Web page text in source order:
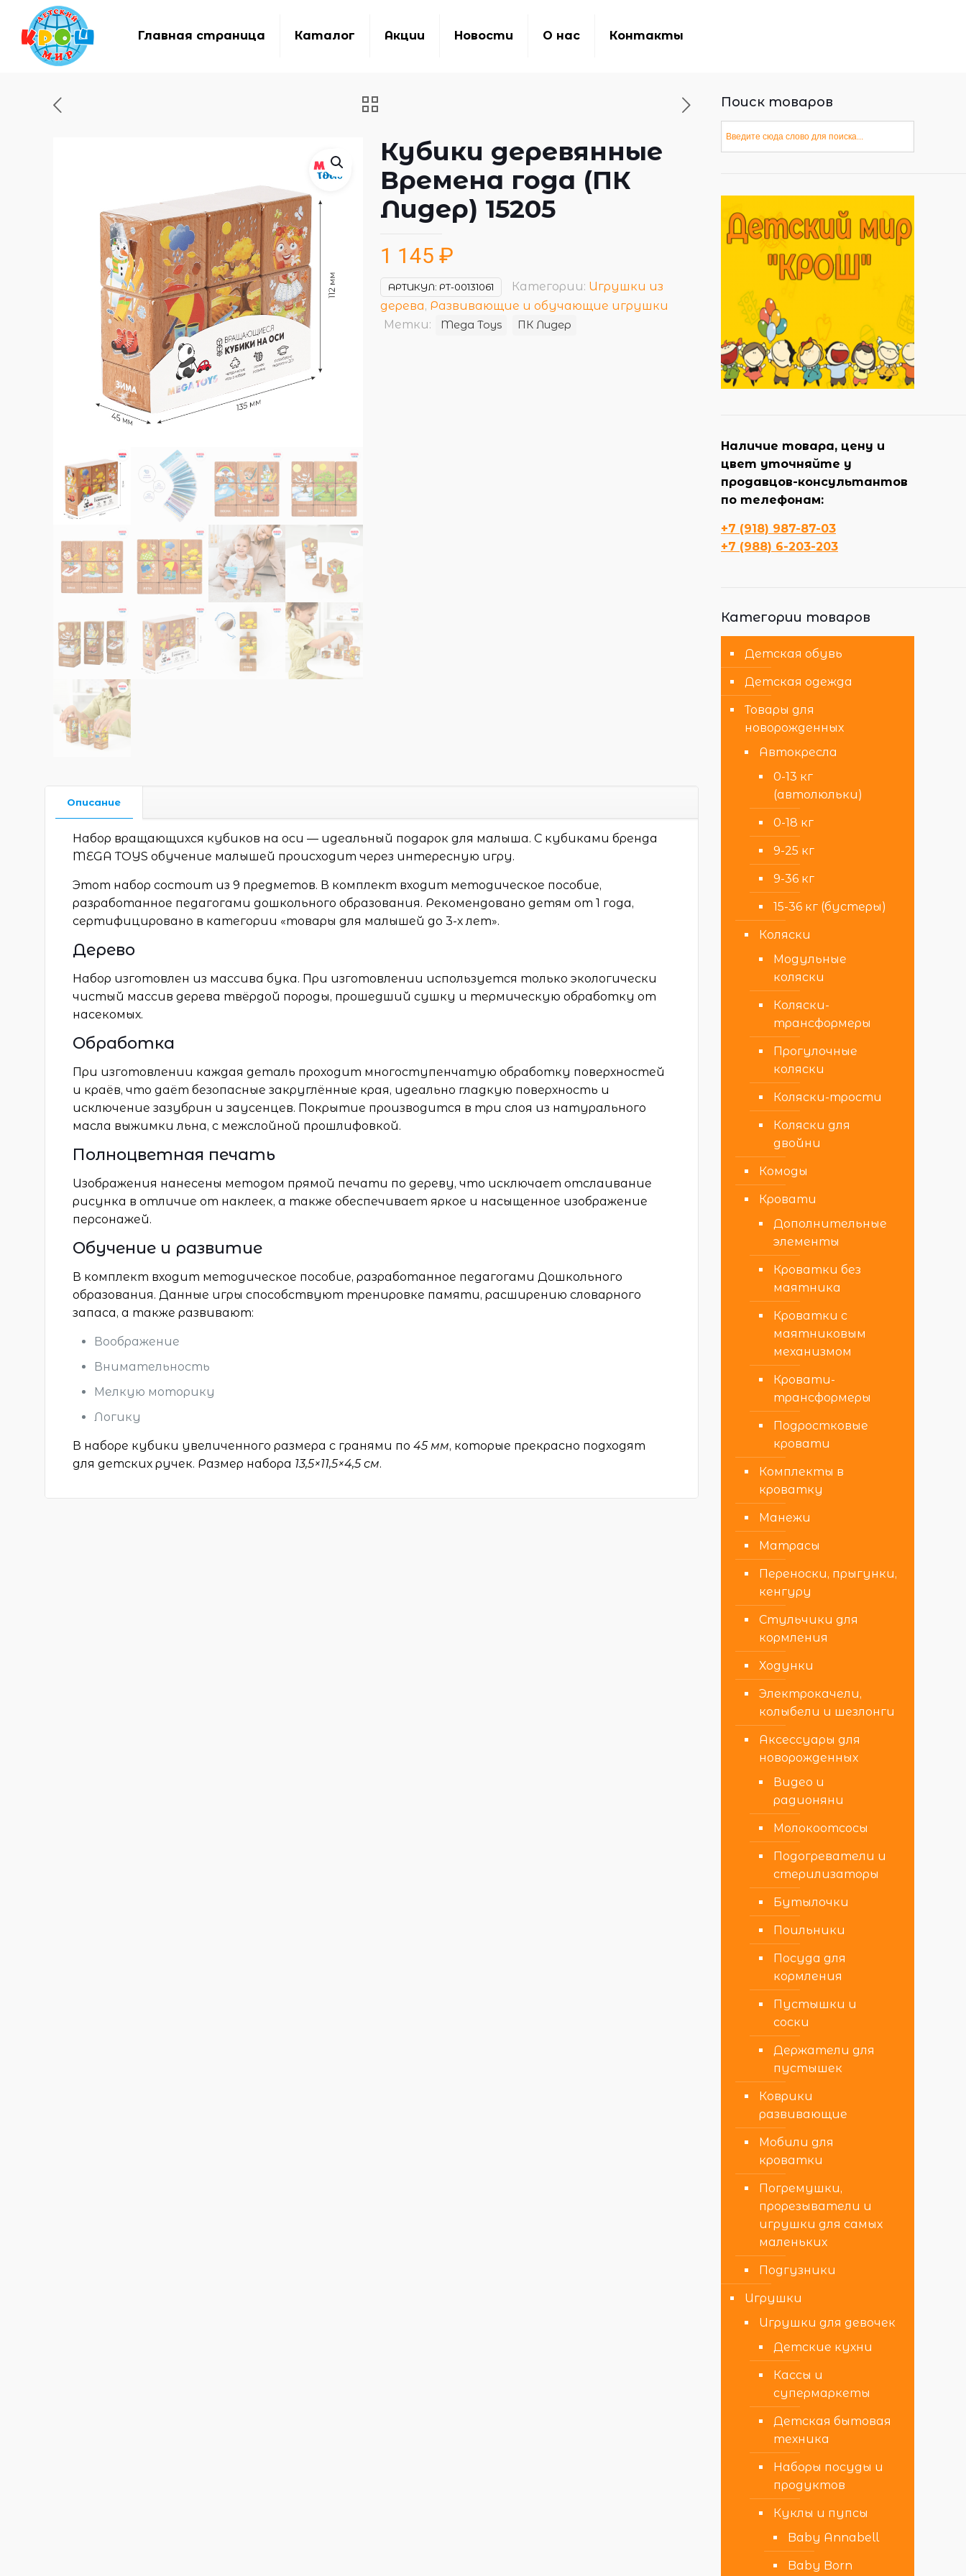
Главная страница Каталог Акции Новости О нас Контакты
Кубики деревянные
Времена года (ПК
Лидер) 15205
1 145 ₽
АРТИКУЛ: РТ-00131061 Категории: Игрушки из
дерева, Развивающие и обучающие игрушки
Метки:
Mega Toys ПК Лидер
Описание
Набор вращающихся кубиков на оси — идеальный подарок для малыша. С кубиками бренда
MEGA TOYS обучение малышей происходит через интересную игру.
Этот набор состоит из 9 предметов. В комплект входит методическое пособие,
разработанное педагогами дошкольного образования. Рекомендовано детям от 1 года,
сертифицировано в категории «товары для малышей до 3-х лет».
Дерево
Набор изготовлен из массива бука. При изготовлении используется только экологически
чистый массив дерева твёрдой породы, прошедший сушку и термическую обработку от
насекомых.
Обработка
При изготовлении каждая деталь проходит многоступенчатую обработку поверхностей
и краёв, что даёт безопасные закруглённые края, идеально гладкую поверхность и
исключение зазубрин и заусенцев. Покрытие производится в три слоя из натурального
масла выжимки льна, с межслойной прошлифовкой.
Полноцветная печать
Изображения нанесены методом прямой печати по дереву, что исключает отслаивание
рисунка в отличие от наклеек, а также обеспечивает яркое и насыщенное изображение
персонажей.
Обучение и развитие
В комплект входит методическое пособие, разработанное педагогами Дошкольного
образования. Данные игры способствуют тренировке памяти, расширению словарного
запаса, а также развивают:
Воображение
Внимательность
Мелкую моторику
Логику
В наборе кубики увеличенного размера с гранями по45 мм, которые прекрасно подходят
для детских ручек. Размер набора 13,5×11,5×4,5 см.
Поиск товаров
Наличие товара, цену и
цвет уточняйте у
продавцов-консультантов
по телефонам:
+7 (918) 987-87-03
+7 (988) 6-203-203
Категории товаров
Детская обувь
Детская одежда
Товары для
новорожденных
Автокресла
0-13 кг
(автолюльки)
0-18 кг
9-25 кг
9-36 кг
15-36 кг (бустеры)
Коляски
Модульные
коляски
Коляски-
трансформеры
Прогулочные
коляски
Коляски-трости
Коляски для
двойни
Комоды
Кровати
Дополнительные
элементы
Кроватки без
маятника
Кроватки с
маятниковым
механизмом
Кровати-
трансформеры
Подростковые
кровати
Комплекты в
кроватку
Манежи
Матрасы
Переноски, прыгунки,
кенгуру
Стульчики для
кормления
Ходунки
Электрокачели,
колыбели и шезлонги
Аксессуары для
новорожденных
Видео и
радионяни
Молокоотсосы
Подогреватели и
стерилизаторы
Бутылочки
Поильники
Посуда для
кормления
Пустышки и
соски
Держатели для
пустышек
Коврики
развивающие
Мобили для
кроватки
Погремушки,
прорезыватели и
игрушки для самых
маленьких
Подгузники
Игрушки
Игрушки для девочек
Детские кухни
Кассы и
супермаркеты
Детская бытовая
техника
Наборы посуды и
продуктов
Куклы и пупсы
Baby Annabell
Baby Born